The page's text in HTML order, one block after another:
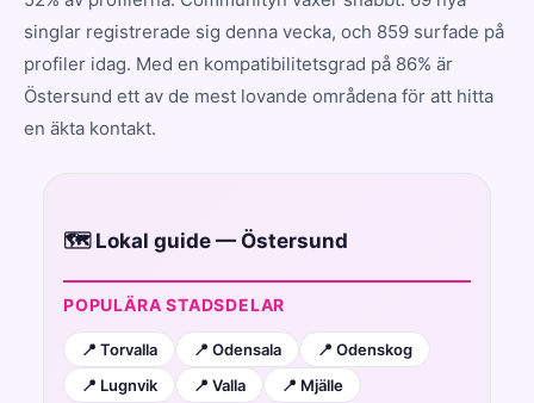
singlar registrerade sig denna vecka, och 859 surfade på
profiler idag. Med en kompatibilitetsgrad på 86% är
Östersund ett av de mest lovande områdena för att hitta
en äkta kontakt.
🗺️ Lokal guide — Östersund
POPULÄRA STADSDELAR
📍 Torvalla 📍 Odensala
📍 Odenskog
📍 Lugnvik
📍 Valla 📍 Mjälle